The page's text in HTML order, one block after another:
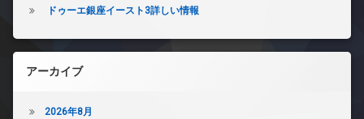
ドゥーエ銀座イースト3詳しい情報
アーカイブ
2026年8月